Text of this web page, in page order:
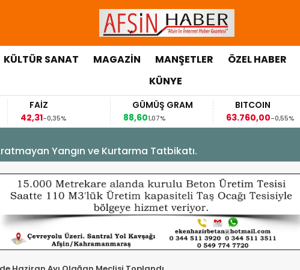
KÜLTÜR SANAT MAGAZİN MANŞETLER ÖZEL HABER
KÜNYE
GÜMÜŞ GRAM
1,07%
BITCOIN
63.760,00
-0,55%
Yangın ve Kurtarma Tatbikatı.